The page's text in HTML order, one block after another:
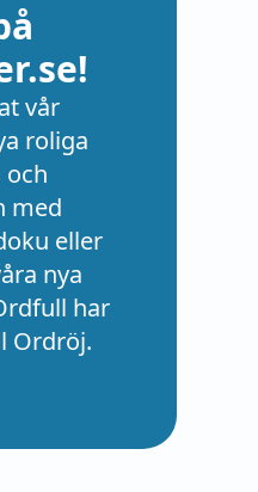
vår
roliga
och
med
eller
nya
har
Ordröj.